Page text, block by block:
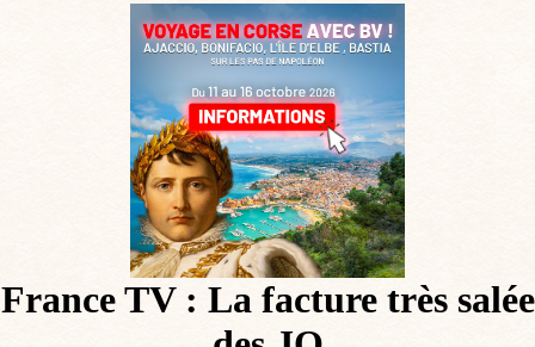
France TV : La facture très salée